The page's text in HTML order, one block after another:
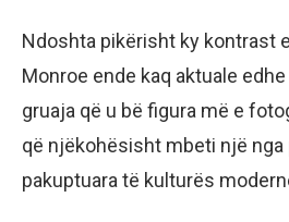
Ndoshta pikërisht ky kontrast
Monroe ende kaq aktuale
gruaja që u bë figura më e
që njëkohësisht mbeti një
pakuptuara të kulturës